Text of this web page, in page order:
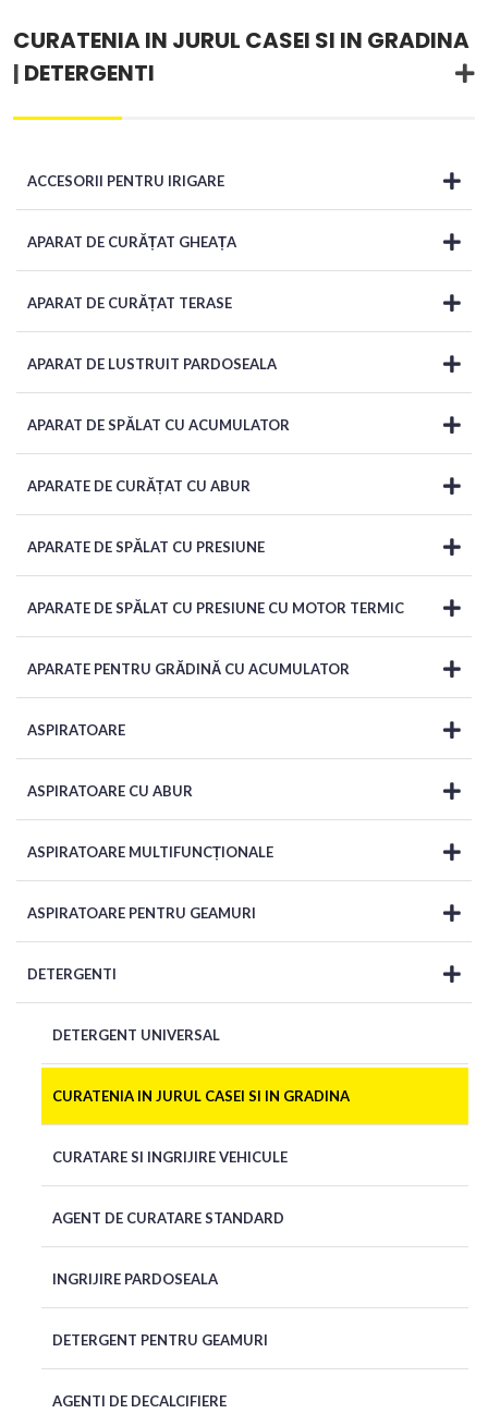
CURATENIA IN JURUL CASEI SI IN GRADINA
| DETERGENTI
ACCESORII PENTRU IRIGARE
APARAT DE CURĂȚAT GHEAȚA
APARAT DE CURĂȚAT TERASE
APARAT DE LUSTRUIT PARDOSEALA
APARAT DE SPĂLAT CU ACUMULATOR
APARATE DE CURĂȚAT CU ABUR
APARATE DE SPĂLAT CU PRESIUNE
APARATE DE SPĂLAT CU PRESIUNE CU MOTOR TERMIC
APARATE PENTRU GRĂDINĂ CU ACUMULATOR
ASPIRATOARE
ASPIRATOARE CU ABUR
ASPIRATOARE MULTIFUNCȚIONALE
ASPIRATOARE PENTRU GEAMURI
DETERGENTI
DETERGENT UNIVERSAL
CURATENIA IN JURUL CASEI SI IN GRADINA
CURATARE SI INGRIJIRE VEHICULE
AGENT DE CURATARE STANDARD
INGRIJIRE PARDOSEALA
DETERGENT PENTRU GEAMURI
AGENTI DE DECALCIFIERE